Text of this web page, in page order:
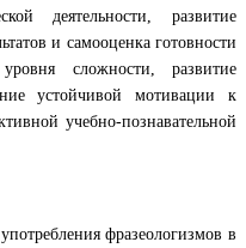
деятельности, развитие
и самооценка готовности
сложности, развитие
устойчивой мотивации к
учебно-познавательной
фразеологизмов в